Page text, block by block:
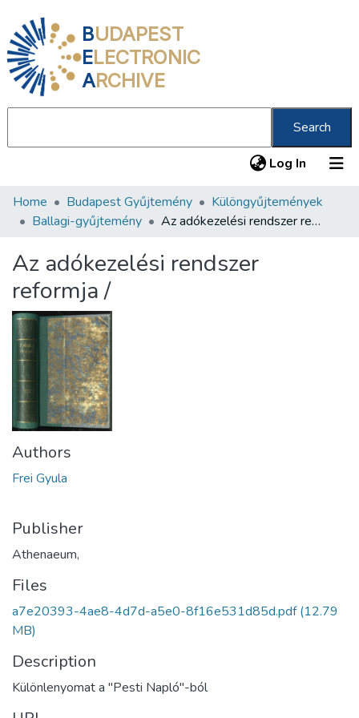
BUDAPEST
ELECTRONIC
ARCHIVE
Search
Log In (current)
Communities & Collections
Statistics
About us
Home Budapest Gyűjtemény
Különgyűjtemények
Ballagi-gyűjtemény
Az adókezelési rendszer reformja /
Az adókezelési rendszer
reformja /
Authors
Frei Gyula
Publisher
Athenaeum,
Files
a7e20393-4ae8-4d7d-a5e0-8f16e531d85d.pdf(12.79
MB)
Description
Különlenyomat a "Pesti Napló"-ból